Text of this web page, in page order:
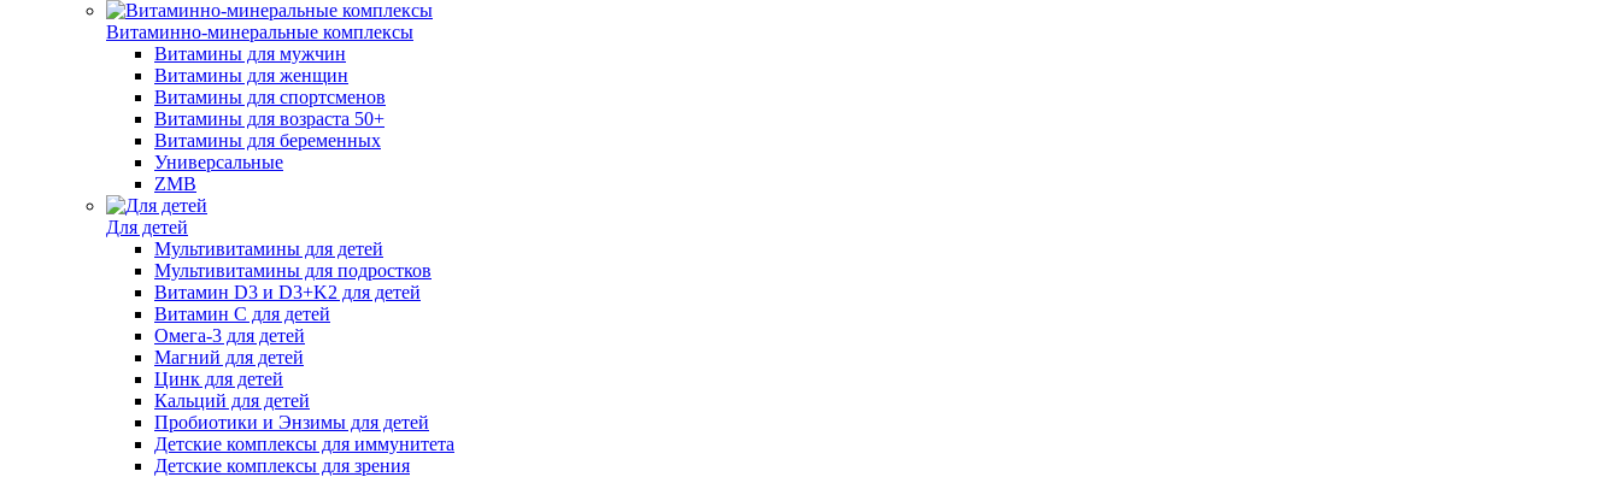
Витаминно-минеральные комплексы
Витамины для мужчин
Витамины для женщин
Витамины для спортсменов
Витамины для возраста 50+
Витамины для беременных
Универсальные
ZMB
Для детей
Мультивитамины для детей
Мультивитамины для подростков
Витамин D3 и D3+K2 для детей
Витамин С для детей
Омега-3 для детей
Магний для детей
Цинк для детей
Кальций для детей
Пробиотики и Энзимы для детей
Детские комплексы для иммунитета
Детские комплексы для зрения